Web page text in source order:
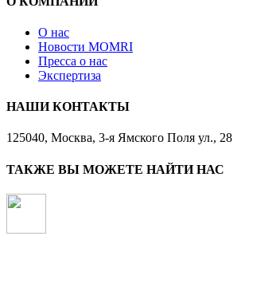
О нас
Новости MOMRI
Пресса о нас
Экспертиза
НАШИ КОНТАКТЫ
125040, Москва, 3-я Ямского Поля ул., 28
ТАКЖЕ ВЫ МОЖЕТЕ НАЙТИ НАС